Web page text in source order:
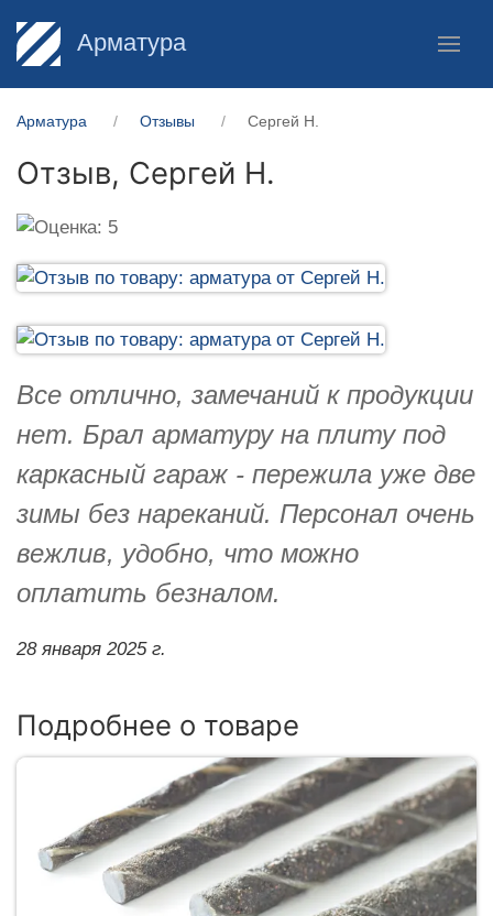
Арматура
Арматура Отзывы Сергей Н.
Отзыв, Сергей Н.
Все отлично, замечаний к продукции
нет. Брал арматуру на плиту под
каркасный гараж - пережила уже две
зимы без нареканий. Персонал очень
вежлив, удобно, что можно
оплатить безналом.
28 января 2025 г.
Подробнее о товаре